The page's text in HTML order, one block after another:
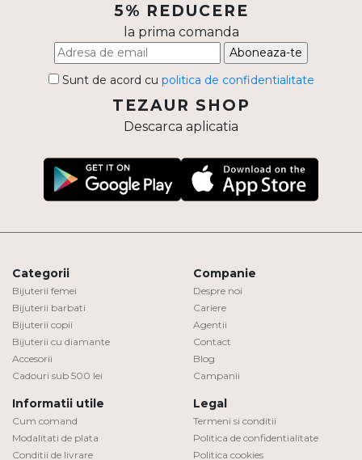
5% REDUCERE
la prima comanda
Aboneaza-te
Sunt de acord cu politica de confidentialitate
TEZAUR SHOP
Descarca aplicatia
Categorii
Bijuterii femei
Bijuterii barbati
Bijuterii copii
Bijuterii cu diamante
Accesorii
Cadouri sub 500 lei
Companie
Despre noi
Cariere
Agentii
Contact
Blog
Campanii
Informatii utile
Cum comand
Modalitati de plata
Conditii de livrare
Legal
Termeni si conditii
Politica de confidentialitate
Politica cookies